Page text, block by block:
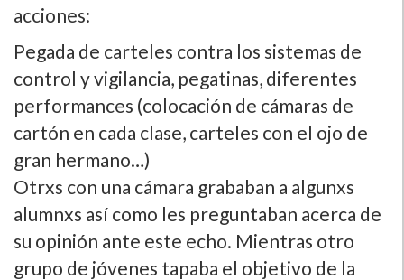
acciones:
Pegada de carteles contra los sistemas de
control y vigilancia, pegatinas, diferentes
performances (colocación de cámaras de
cartón en cada clase, carteles con el ojo de
gran hermano…)
Otrxs con una cámara grababan a algunxs
alumnxs así­ como les preguntaban acerca de
su opinión ante este echo. Mientras otro
grupo de jóvenes tapaba el objetivo de la